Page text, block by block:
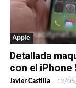
Apple
Detallada
con el iPhone
Javier Castilla - 12/